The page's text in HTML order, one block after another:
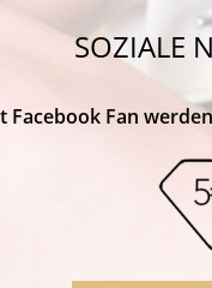
SOZIALE
Facebook Fan